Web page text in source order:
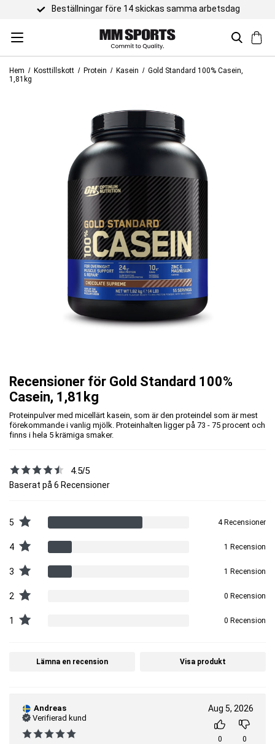
Hem Kosttillskott Protein Kasein
Gold Standard 100% Casein,
1,81kg
Recensioner för Gold Standard 100%
Casein, 1,81kg
Proteinpulver med micellärt kasein, som är den proteindel som är mest
förekommande i vanlig mjölk. Proteinhalten ligger på 73 - 75 procent och
finns i hela 5 krämiga smaker.
4.5/5
Baserat på 6 Recensioner
5 4 Recensioner
4 1 Recension
3 1 Recension
2 0 Recension
1 0 Recension
Lämna en recension Visa produkt
Andreas
Verifierad kund
Aug 5, 2026
0 0